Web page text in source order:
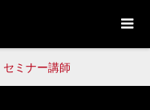
セミナー講師